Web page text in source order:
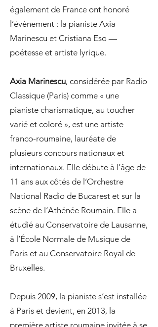
également de France ont honoré
l’événement : la pianiste Axia
Marinescu et Cristiana Eso —
poétesse et artiste lyrique.
Axia Marinescu, considérée par Radio
Classique (Paris) comme « une
pianiste charismatique, au toucher
varié et coloré », est une artiste
franco-roumaine, lauréate de
plusieurs concours nationaux et
internationaux. Elle débute à l’âge de
11 ans aux côtés de l’Orchestre
National Radio de Bucarest et sur la
scène de l’Athénée Roumain. Elle a
étudié au Conservatoire de Lausanne,
à l’École Normale de Musique de
Paris et au Conservatoire Royal de
Bruxelles.
Depuis 2009, la pianiste s’est installée
à Paris et devient, en 2013, la
première artiste roumaine invitée à se